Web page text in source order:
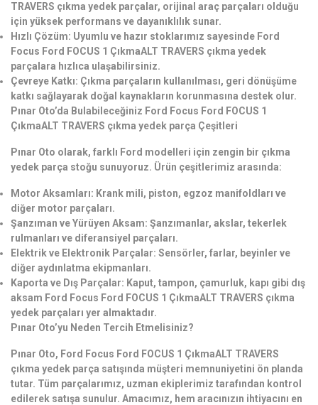
TRAVERS çıkma yedek parçalar, orijinal araç parçaları olduğu
için yüksek performans ve dayanıklılık sunar.
Hızlı Çözüm: Uyumlu ve hazır stoklarımız sayesinde Ford
Focus Ford FOCUS 1 ÇıkmaALT TRAVERS çıkma yedek
parçalara hızlıca ulaşabilirsiniz.
Çevreye Katkı: Çıkma parçaların kullanılması, geri dönüşüme
katkı sağlayarak doğal kaynakların korunmasına destek olur.
Pınar Oto’da Bulabileceğiniz Ford Focus Ford FOCUS 1
ÇıkmaALT TRAVERS çıkma yedek parça Çeşitleri
Pınar Oto olarak, farklı Ford modelleri için zengin bir çıkma
yedek parça stoğu sunuyoruz. Ürün çeşitlerimiz arasında:
Motor Aksamları: Krank mili, piston, egzoz manifoldları ve
diğer motor parçaları.
Şanzıman ve Yürüyen Aksam: Şanzımanlar, akslar, tekerlek
rulmanları ve diferansiyel parçaları.
Elektrik ve Elektronik Parçalar: Sensörler, farlar, beyinler ve
diğer aydınlatma ekipmanları.
Kaporta ve Dış Parçalar: Kaput, tampon, çamurluk, kapı gibi dış
aksam Ford Focus Ford FOCUS 1 ÇıkmaALT TRAVERS çıkma
yedek parçaları yer almaktadır.
Pınar Oto’yu Neden Tercih Etmelisiniz?
Pınar Oto, Ford Focus Ford FOCUS 1 ÇıkmaALT TRAVERS
çıkma yedek parça satışında müşteri memnuniyetini ön planda
tutar. Tüm parçalarımız, uzman ekiplerimiz tarafından kontrol
edilerek satışa sunulur. Amacımız, hem aracınızın ihtiyacını en